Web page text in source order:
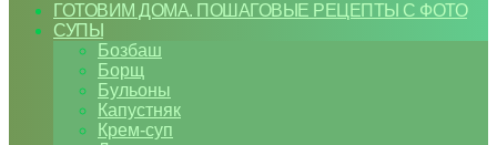
ГОТОВИМ ДОМА. ПОШАГОВЫЕ РЕЦЕПТЫ С ФОТО
СУПЫ
Бозбаш
Борщ
Бульоны
Капустняк
Крем-суп